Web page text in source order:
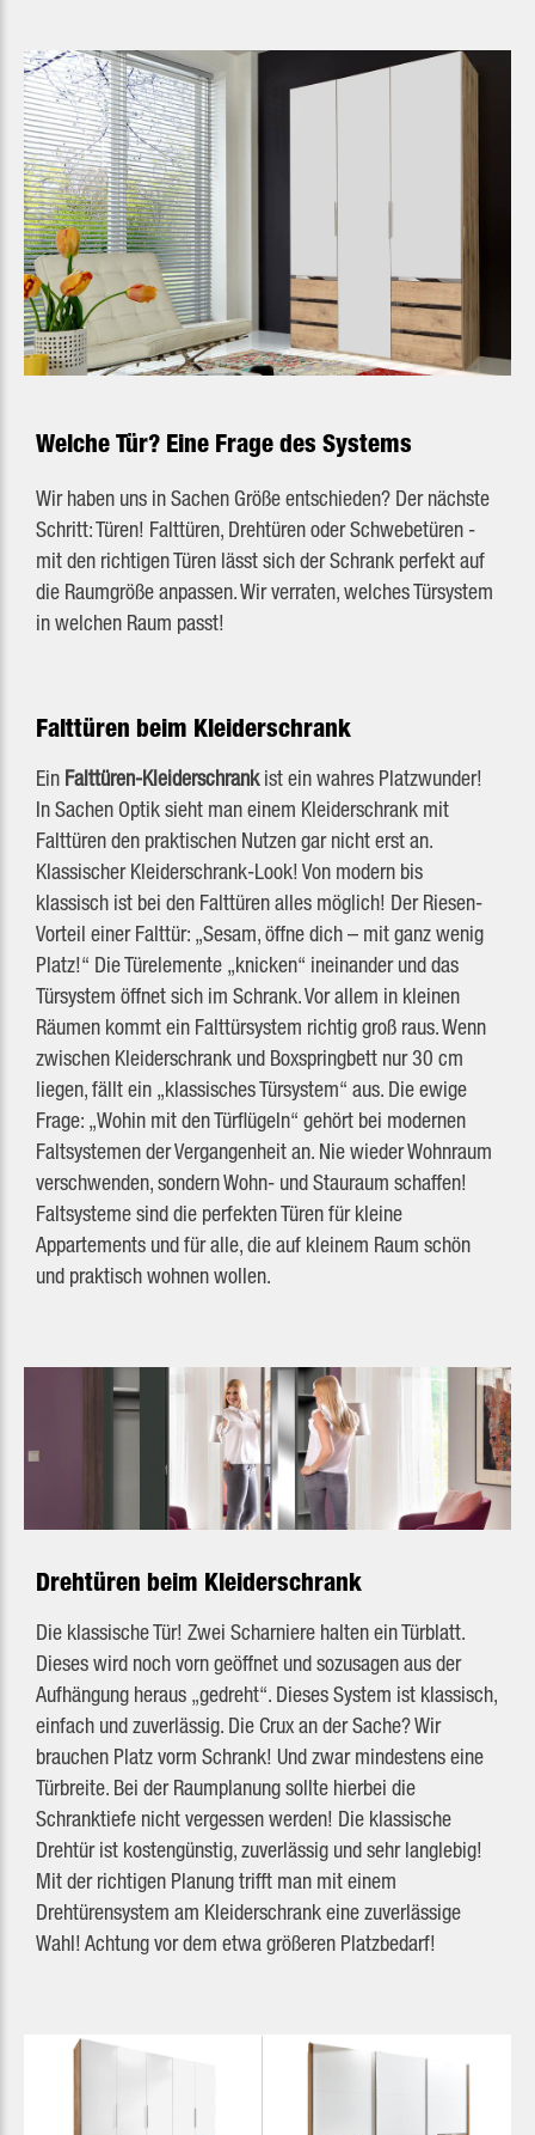
Welche Tür? Eine Frage des Systems
Wir haben uns in Sachen Größe entschieden? Der nächste
Schritt: Türen! Falttüren, Drehtüren oder Schwebetüren -
mit den richtigen Türen lässt sich der Schrank perfekt auf
die Raumgröße anpassen. Wir verraten, welches Türsystem
in welchen Raum passt!
Falttüren beim Kleiderschrank
Ein Falttüren-Kleiderschrankist ein wahres Platzwunder!
In Sachen Optik sieht man einem Kleiderschrank mit
Falttüren den praktischen Nutzen gar nicht erst an.
Klassischer Kleiderschrank-Look! Von modern bis
klassisch ist bei den Falttüren alles möglich! Der Riesen-
Vorteil einer Falttür: „Sesam, öffne dich – mit ganz wenig
Platz!“ Die Türelemente „knicken“ ineinander und das
Türsystem öffnet sich im Schrank. Vor allem in kleinen
Räumen kommt ein Falttürsystem richtig groß raus. Wenn
zwischen Kleiderschrank und Boxspringbett nur 30 cm
liegen, fällt ein „klassisches Türsystem“ aus. Die ewige
Frage: „Wohin mit den Türflügeln“ gehört bei modernen
Faltsystemen der Vergangenheit an. Nie wieder Wohnraum
verschwenden, sondern Wohn- und Stauraum schaffen!
Faltsysteme sind die perfekten Türen für kleine
Appartements und für alle, die auf kleinem Raum schön
und praktisch wohnen wollen.
Drehtüren beim Kleiderschrank
Die klassische Tür! Zwei Scharniere halten ein Türblatt.
Dieses wird noch vorn geöffnet und sozusagen aus der
Aufhängung heraus „gedreht“. Dieses System ist klassisch,
einfach und zuverlässig. Die Crux an der Sache? Wir
brauchen Platz vorm Schrank! Und zwar mindestens eine
Türbreite. Bei der Raumplanung sollte hierbei die
Schranktiefe nicht vergessen werden! Die klassische
Drehtür ist kostengünstig, zuverlässig und sehr langlebig!
Mit der richtigen Planung trifft man mit einem
Drehtürensystem am Kleiderschrank eine zuverlässige
Wahl! Achtung vor dem etwa größeren Platzbedarf!